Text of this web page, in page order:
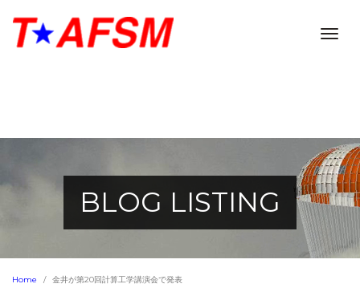
BLOG LISTING
Home 金井が第20回計算工学講演会で発表